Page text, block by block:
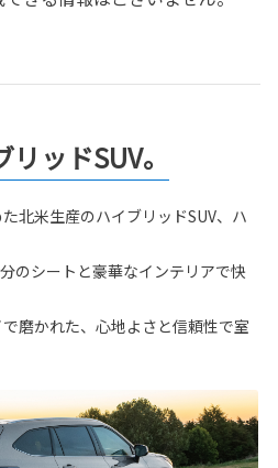
ッドSUV。
北米生産のハイブリッドSUV、ハ
のシートと豪華なインテリアで快
磨かれた、心地よさと信頼性で室